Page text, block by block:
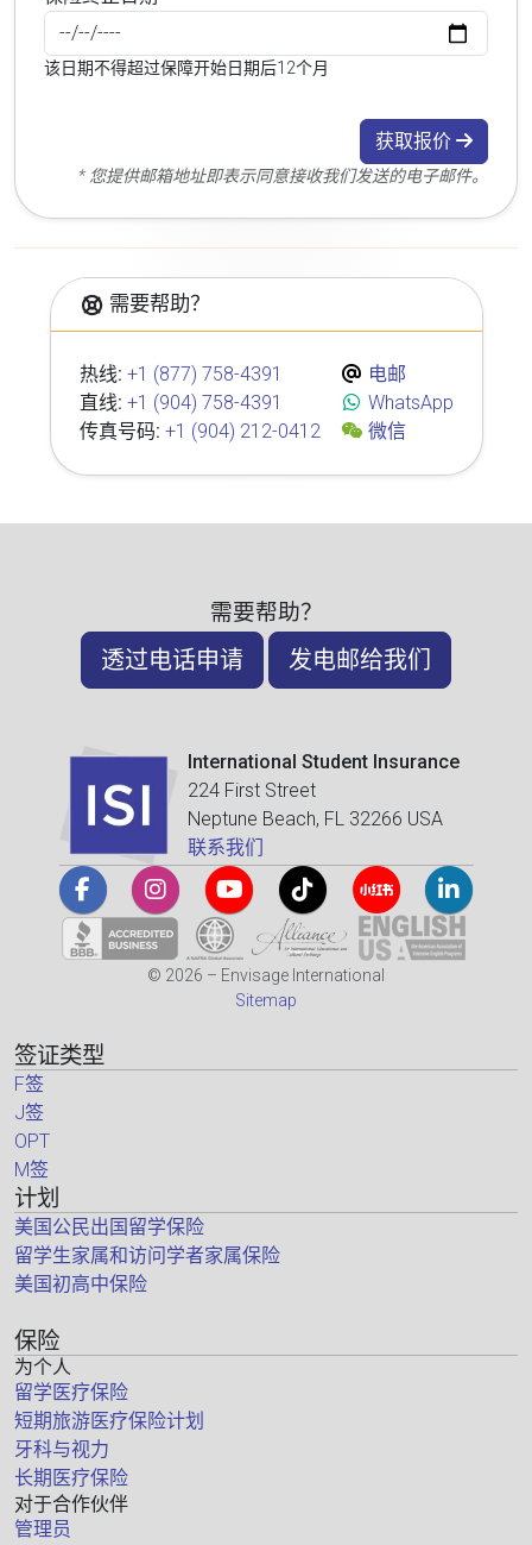
该日期不得超过保障开始日期后12个月
获取报价
* 您提供邮箱地址即表示同意接收我们发送的电子邮件。
需要帮助？
热线: +1 (877) 758-4391
直线: +1 (904) 758-4391
传真号码: +1 (904) 212-0412
电邮
WhatsApp
微信
需要帮助？
透过电话申请 发电邮给我们
International Student Insurance
224 First Street
Neptune Beach, FL 32266 USA
联系我们
© 2026 – Envisage International
Sitemap
签证类型
F签
J签
OPT
M签
计划
美国公民出国留学保险
留学生家属和访问学者家属保险
美国初高中保险
保险
为个人
留学医疗保险
短期旅游医疗保险计划
牙科与视力
长期医疗保险
对于合作伙伴
管理员